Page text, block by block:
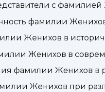
с
фамилии
Женихов в
Женихов в
фамилии Женихов в
Женихов при